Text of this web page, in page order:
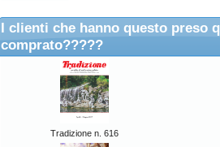
I clienti che hanno questo preso
comprato?????
Tradizione n. 616